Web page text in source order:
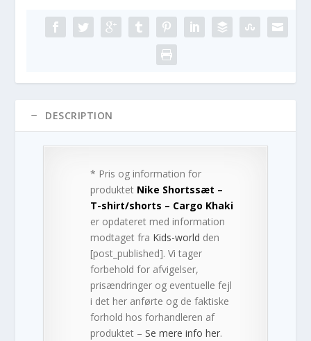
DESCRIPTION
* Pris og information for
produktet Nike Shortssæt –
T-shirt/shorts – Cargo Khaki
er opdateret med information
modtaget fra Kids-world den
[post_published]. Vi tager
forbehold for afvigelser,
prisændringer og eventuelle fejl
i det her anførte og de faktiske
forhold hos forhandleren af
produktet –Se mere info her.